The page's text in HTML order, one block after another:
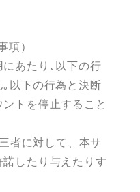
項）
あたり､以下の行
以下の行為と決断
トを停止すること
者に対して、本サ
したり与えたりす